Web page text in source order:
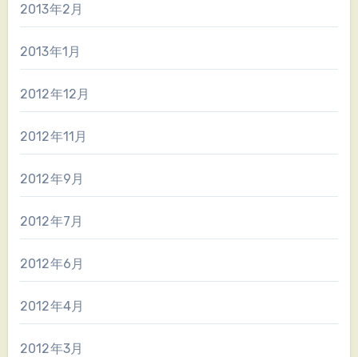
2013年2月
2013年1月
2012年12月
2012年11月
2012年9月
2012年7月
2012年6月
2012年4月
2012年3月